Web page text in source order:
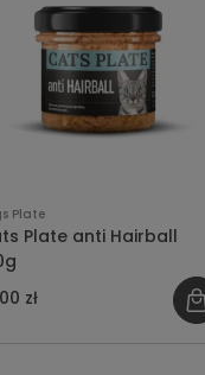
Plate
Plate anti Hairball
zł